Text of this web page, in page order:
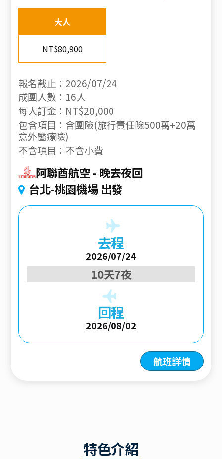
大人
NT$80,900
報名截止：2026/07/24
成團人數：16人
每人訂金：NT$20,000
包含項目：含團險(旅行責任險500萬+20萬
意外醫療險)
不含項目：不含小費
阿聯酋航空 晚去夜回
台北-桃園機場 出發
去程
2026/07/24
10天7夜
回程
2026/08/02
航班詳情
特色介紹